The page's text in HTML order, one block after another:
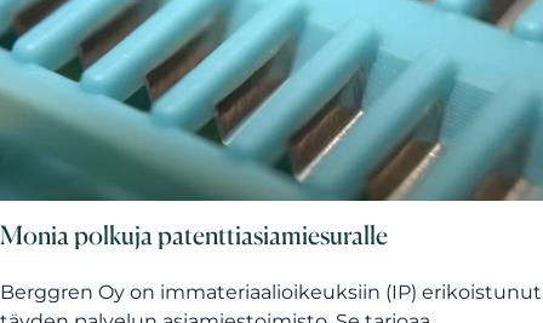
Monia polkuja patenttiasiamiesuralle
Berggren Oy on immateriaalioikeuksiin (IP) erikoistunut